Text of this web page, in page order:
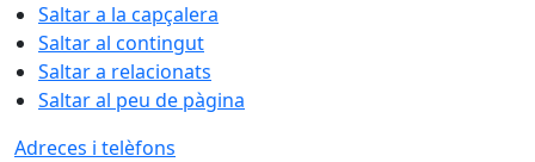
Saltar a la capçalera
Saltar al contingut
Saltar a relacionats
Saltar al peu de pàgina
Adreces i telèfons